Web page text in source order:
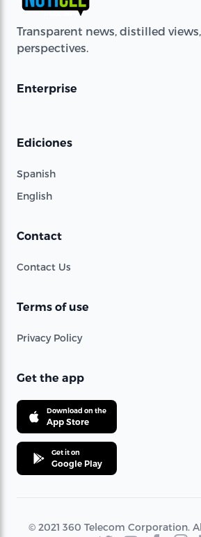
Transparent news, distilled
perspectives.
Enterprise
Ediciones
Spanish
English
Contact
Contact Us
Terms of use
Privacy Policy
Get the app
Download on the
App Store
Get it on
Google Play
© 2021 360 Telecom Corporation.